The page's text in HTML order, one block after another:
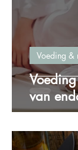
van
Voeding &